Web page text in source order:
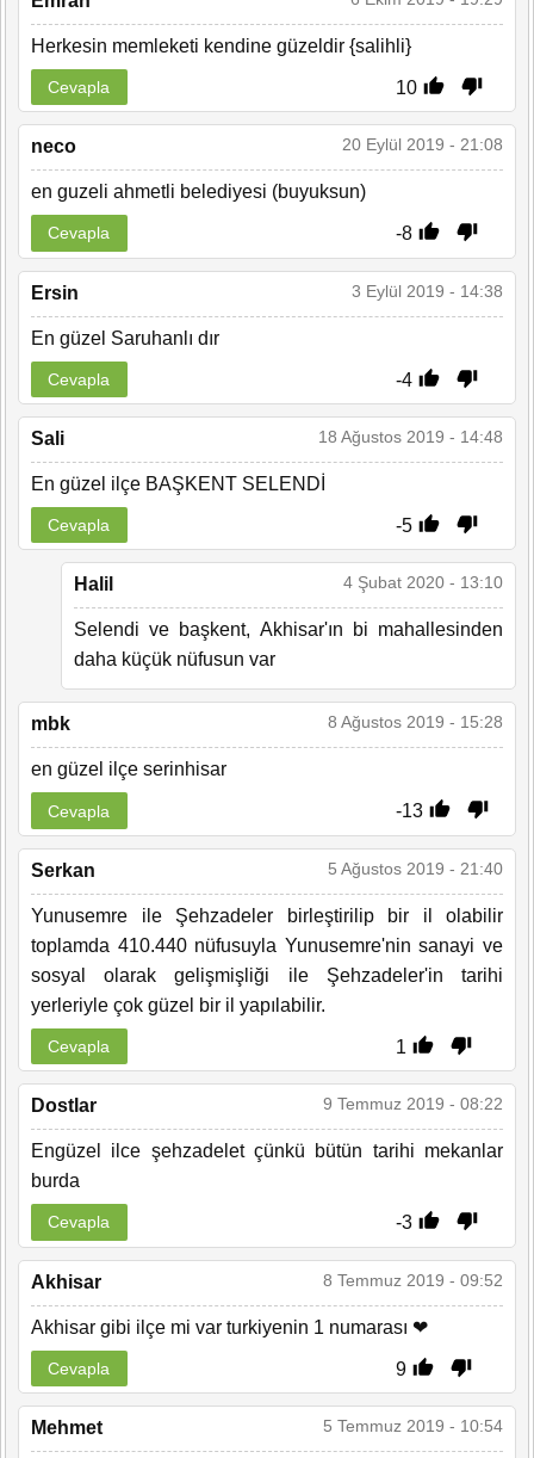
Herkesin memleketi kendine güzeldir {salihli}
10
Cevapla
neco 20 Eylül 2019 - 21:08
en guzeli ahmetli belediyesi (buyuksun)
-8
Cevapla
Ersin 3 Eylül 2019 - 14:38
En güzel Saruhanlı dır
-4
Cevapla
Sali 18 Ağustos 2019 - 14:48
En güzel ilçe BAŞKENT SELENDİ
-5
Cevapla
Halil 4 Şubat 2020 - 13:10
Selendi ve başkent, Akhisar'ın bi mahallesinden
daha küçük nüfusun var
mbk 8 Ağustos 2019 - 15:28
en güzel ilçe serinhisar
-13
Cevapla
Serkan 5 Ağustos 2019 - 21:40
Yunusemre ile Şehzadeler birleştirilip bir il olabilir
toplamda 410.440 nüfusuyla Yunusemre'nin sanayi ve
sosyal olarak gelişmişliği ile Şehzadeler'in tarihi
yerleriyle çok güzel bir il yapılabilir.
1
Cevapla
Dostlar 9 Temmuz 2019 - 08:22
Engüzel ilce şehzadelet çünkü bütün tarihi mekanlar
burda
-3
Cevapla
Akhisar 8 Temmuz 2019 - 09:52
Akhisar gibi ilçe mi var turkiyenin 1 numarası ❤
9
Cevapla
Mehmet 5 Temmuz 2019 - 10:54